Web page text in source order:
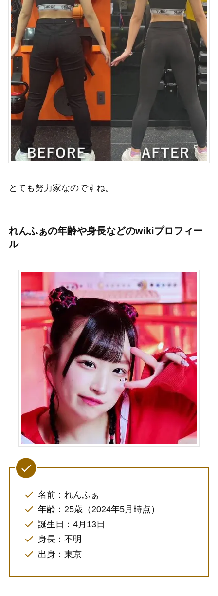
とても努力家なのですね。
れんふぁの年齢や身長などのwikiプロフィー
ル
名前：れんふぁ
年齢：25歳（2024年5月時点）
誕生日：4月13日
身長：不明
出身：東京